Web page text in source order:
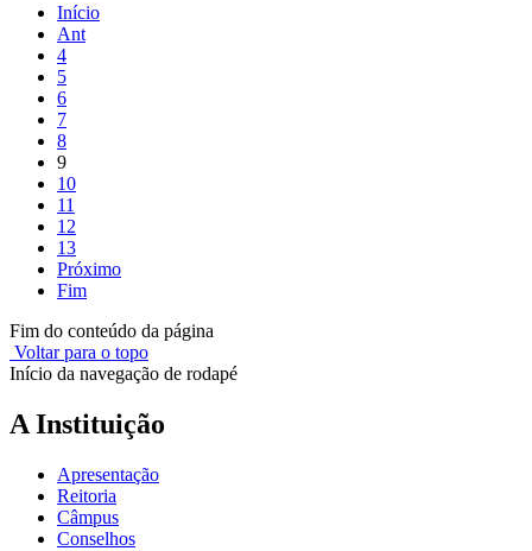
Início
Ant
4
5
6
7
8
9
10
11
12
13
Próximo
Fim
Fim do conteúdo da página
Voltar para o topo
Início da navegação de rodapé
A Instituição
Apresentação
Reitoria
Câmpus
Conselhos